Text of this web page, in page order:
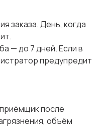
заказа. День, когда
— до 7 дней. Если в
предупредит
после
объём